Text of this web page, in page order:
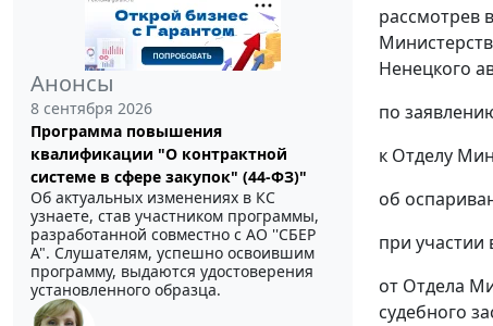
Анонсы
8 сентября 2026
Программа повышения
квалификации "О контрактной
системе в сфере закупок" (44-ФЗ)"
Об актуальных изменениях в КС
узнаете, став участником программы,
разработанной совместно с АО ''СБЕР
А". Слушателям, успешно освоившим
программу, выдаются удостоверения
установленного образца.
рассмотрев
Ненецкого
по
к Отделу
об
при участии
от Отдела
судебного